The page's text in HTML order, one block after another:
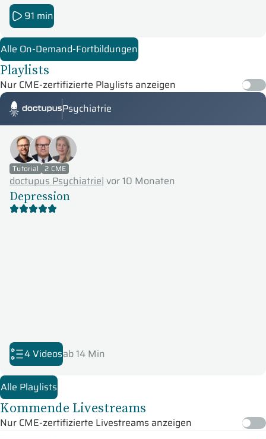
91 min
Alle On-Demand-Fortbildungen
Playlists
Nur CME-zertifizierte Playlists anzeigen
Doctupus Tutorials
Psychiatrie
Tutorial 2 CME
doctupus Psychiatrie| vor 10 Monaten
Depression
4 Videosab 14 Min
Alle Playlists
Kommende Livestreams
Nur CME-zertifizierte Livestreams anzeigen